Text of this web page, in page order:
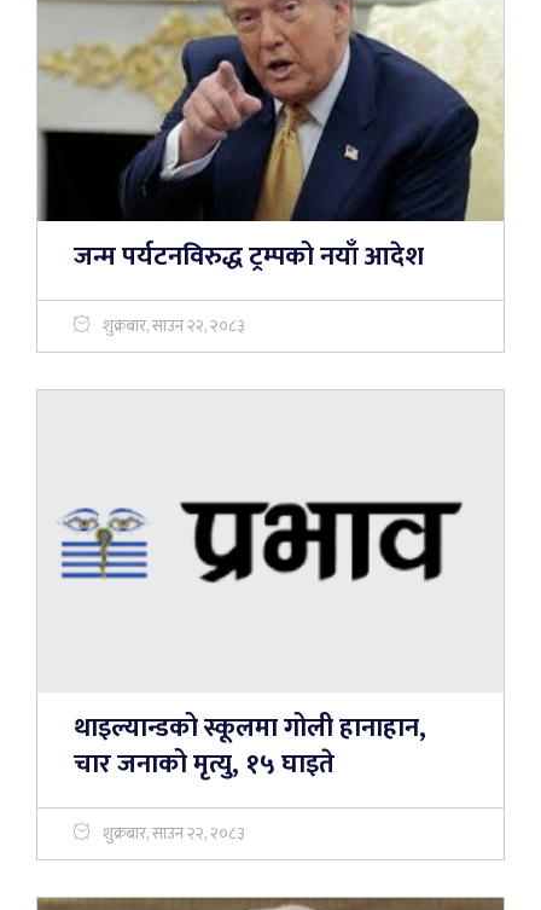
जन्म पर्यटनविरुद्ध ट्रम्पको नयाँ आदेश
शुक्रबार, साउन २२, २०८३
थाइल्यान्डको स्कूलमा गोली हानाहान,
चार जनाको मृत्यु, १५ घाइते
शुक्रबार, साउन २२, २०८३